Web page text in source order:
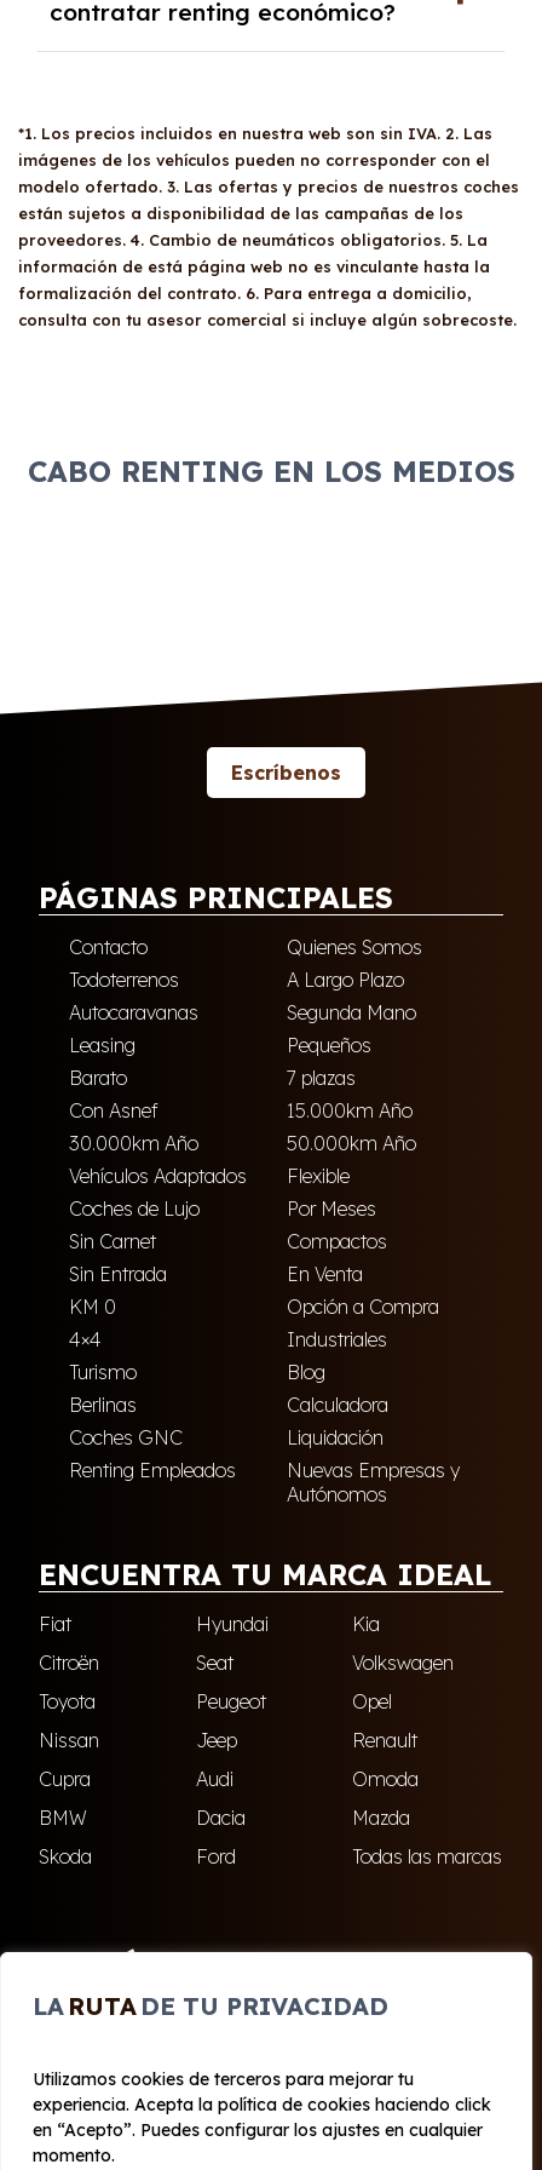
LA RUTA DE TU PRIVACIDAD
Utilizamos cookies de terceros para mejorar tu
experiencia. Acepta la política de cookies haciendo click
en “Acepto”. Puedes configurar los ajustes en cualquier
momento.
En caso de exceder el límite acordado, se
abonará la diferencia correspondiente.
ofrece múltiples beneficios: permite la
mantenimiento incluido, lo cual minimiza el
riesgo de averías, y facilita el acceso a
ventajas medioambientales como el acceso a
zonas de bajas emisiones y descuentos en
peajes y estacionamiento para vehículos con
etiqueta Cero Emisiones.
contratar renting económico?
es necesario cumplir ciertos requisitos como
ser mayor de edad, tener el carnet de
conducir en regla y demostrar solvencia
económica. La evaluación de la aptitud para
contratar un vehículo de renting se realiza
caso por caso, teniendo en cuenta todos
estos factores.
*1. Los precios incluidos en nuestra web son sin IVA. 2. Las
imágenes de los vehículos pueden no corresponder con el
modelo ofertado. 3. Las ofertas y precios de nuestros coches
están sujetos a disponibilidad de las campañas de los
proveedores. 4. Cambio de neumáticos obligatorios. 5. La
información de está página web no es vinculante hasta la
formalización del contrato. 6. Para entrega a domicilio,
consulta con tu asesor comercial si incluye algún sobrecoste.
CABO RENTING EN LOS MEDIOS
Escríbenos
PÁGINAS PRINCIPALES
Contacto
Quienes Somos
Todoterrenos
A Largo Plazo
Autocaravanas
Segunda Mano
Leasing
Pequeños
Barato
7 plazas
Con Asnef
15.000km Año
30.000km Año
50.000km Año
Vehículos Adaptados
Flexible
Coches de Lujo
Por Meses
Sin Carnet
Compactos
Sin Entrada
En Venta
KM 0
Opción a Compra
4×4
Industriales
Turismo
Blog
Berlinas
Calculadora
Coches GNC
Liquidación
Renting Empleados
Nuevas Empresas y
Autónomos
ENCUENTRA TU MARCA IDEAL
Fiat Hyundai
Kia
Citroën
Seat
Volkswagen
Toyota
Peugeot
Opel
Nissan
Jeep
Renault
Cupra
Audi
Omoda
BMW
Dacia
Mazda
Skoda
Ford Todas las marcas
El Ejido Roquetas de Mar
© 2020 - 2026 Cabo Renting
Aviso legal y Privacidad